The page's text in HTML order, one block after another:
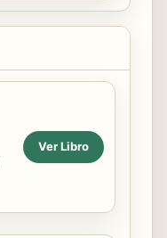
Ver Libro